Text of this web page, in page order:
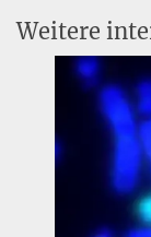
Weitere